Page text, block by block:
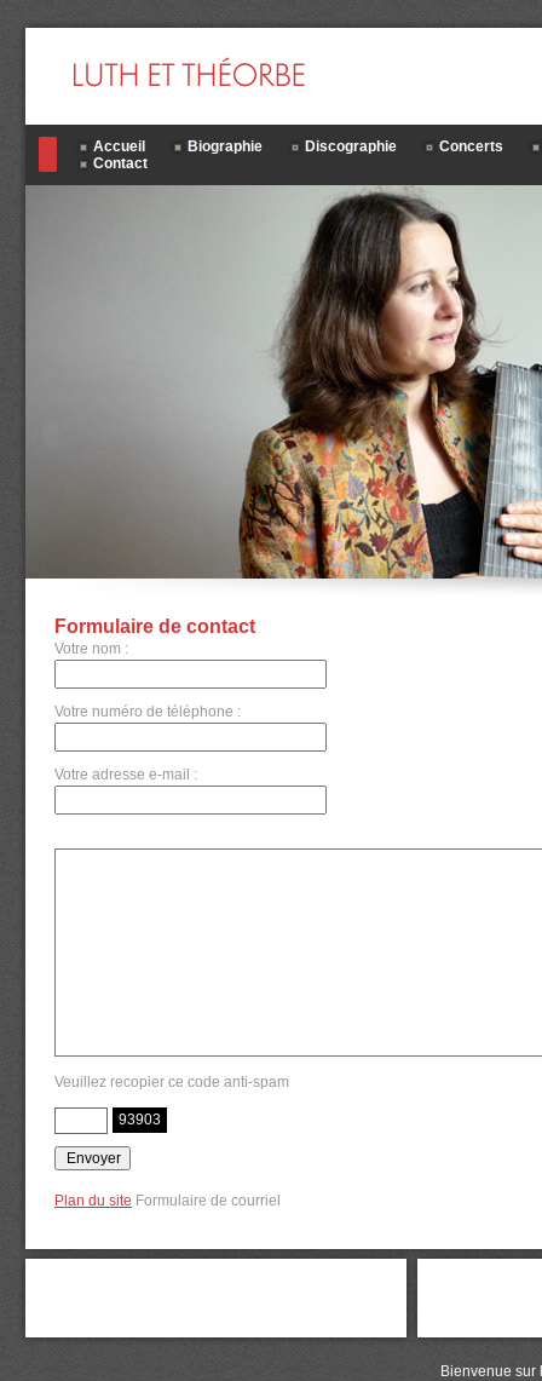
Accueil Biographie Discographie
Concerts
Contact
Formulaire de contact
Votre nom :
Votre numéro de téléphone :
Votre adresse e-mail :
Veuillez recopier ce code anti-spam
93903
Plan du site Formulaire de courriel
Bienvenue sur